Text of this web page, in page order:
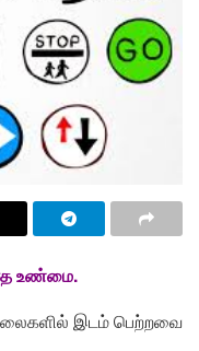
உண்மை.
இடம் பெற்றவை